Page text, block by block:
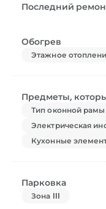
Последний
Обогрев
Этажное
Предметы,
Тип оконной рамы
Электрическая
Кухонные
Парковка
Зона III